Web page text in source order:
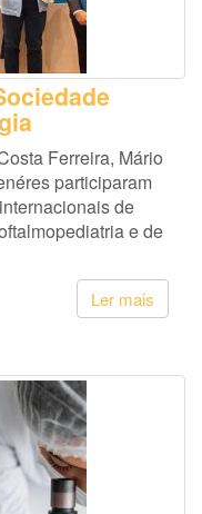
Ferreira, Mário
participaram
de
e de
Ler mais